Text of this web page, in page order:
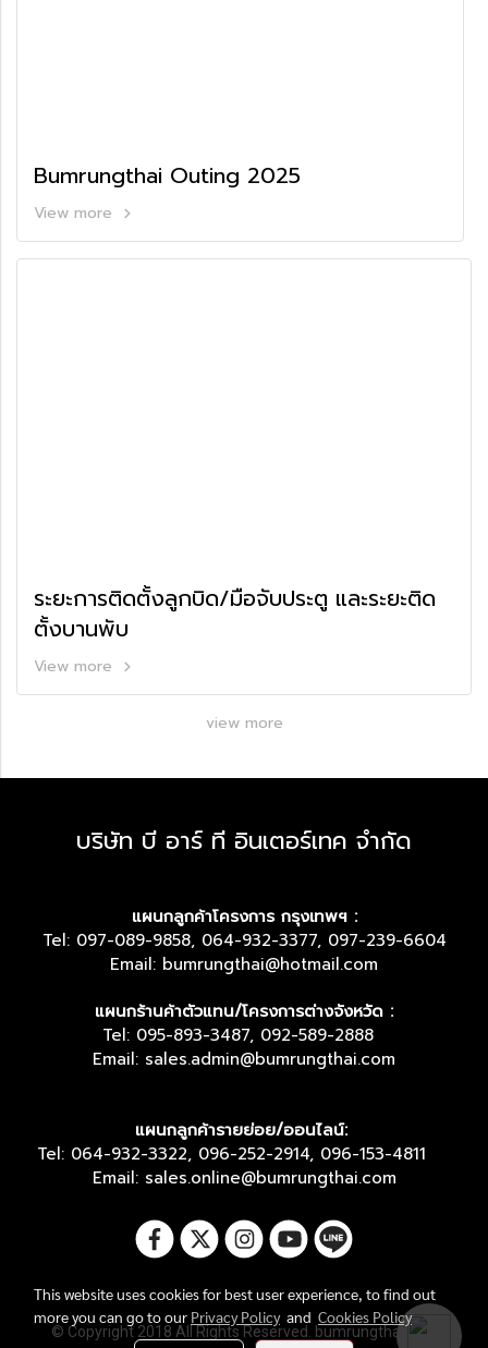
Bumrungthai Outing 2025
View more
ระยะการติดตั้งลูกบิด/มือจับประตู และระยะติด
ตั้งบานพับ
View more
view more
บริษัท บี อาร์ ที อินเตอร์เทค จำกัด
แผนกลูกค้าโครงการ กรุงเทพฯ :
Tel: 097-089-9858, 064-932-3377, 097-239-6604
Email: bumrungthai@hotmail.com
แผนกร้านค้าตัวแทน/โครงการต่างจังหวัด :
Tel: 095-893-3487, 092-589-2888
Email: sales.admin@bumrungthai.com
แผนกลูกค้ารายย่อย/ออนไลน์:
Tel: 064-932-3322, 096-252-2914, 096-153-4811
Email: sales.online@bumrungthai.com
© Copyright 2018 All Rights Reserved. bumrungthai.com
This website uses cookies for best user experience, to find out
more you can go to our Privacy Policyand Cookies Policy